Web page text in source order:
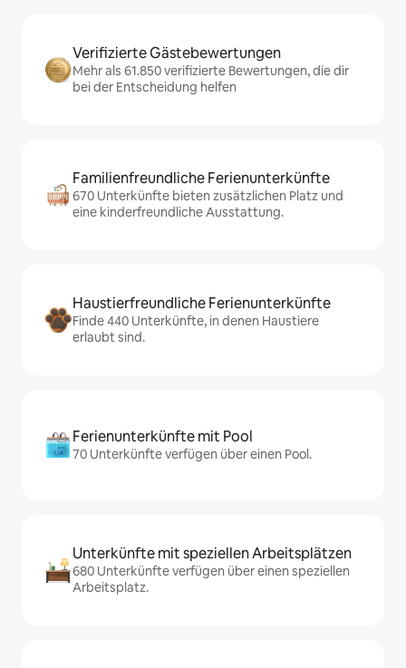
Verifizierte Gästebewertungen
Mehr als 61.850 verifizierte Bewertungen, die dir
bei der Entscheidung helfen
Familienfreundliche Ferienunterkünfte
670 Unterkünfte bieten zusätzlichen Platz und
eine kinderfreundliche Ausstattung.
Haustierfreundliche Ferienunterkünfte
Finde 440 Unterkünfte, in denen Haustiere
erlaubt sind.
Ferienunterkünfte mit Pool
70 Unterkünfte verfügen über einen Pool.
Unterkünfte mit speziellen Arbeitsplätzen
680 Unterkünfte verfügen über einen speziellen
Arbeitsplatz.